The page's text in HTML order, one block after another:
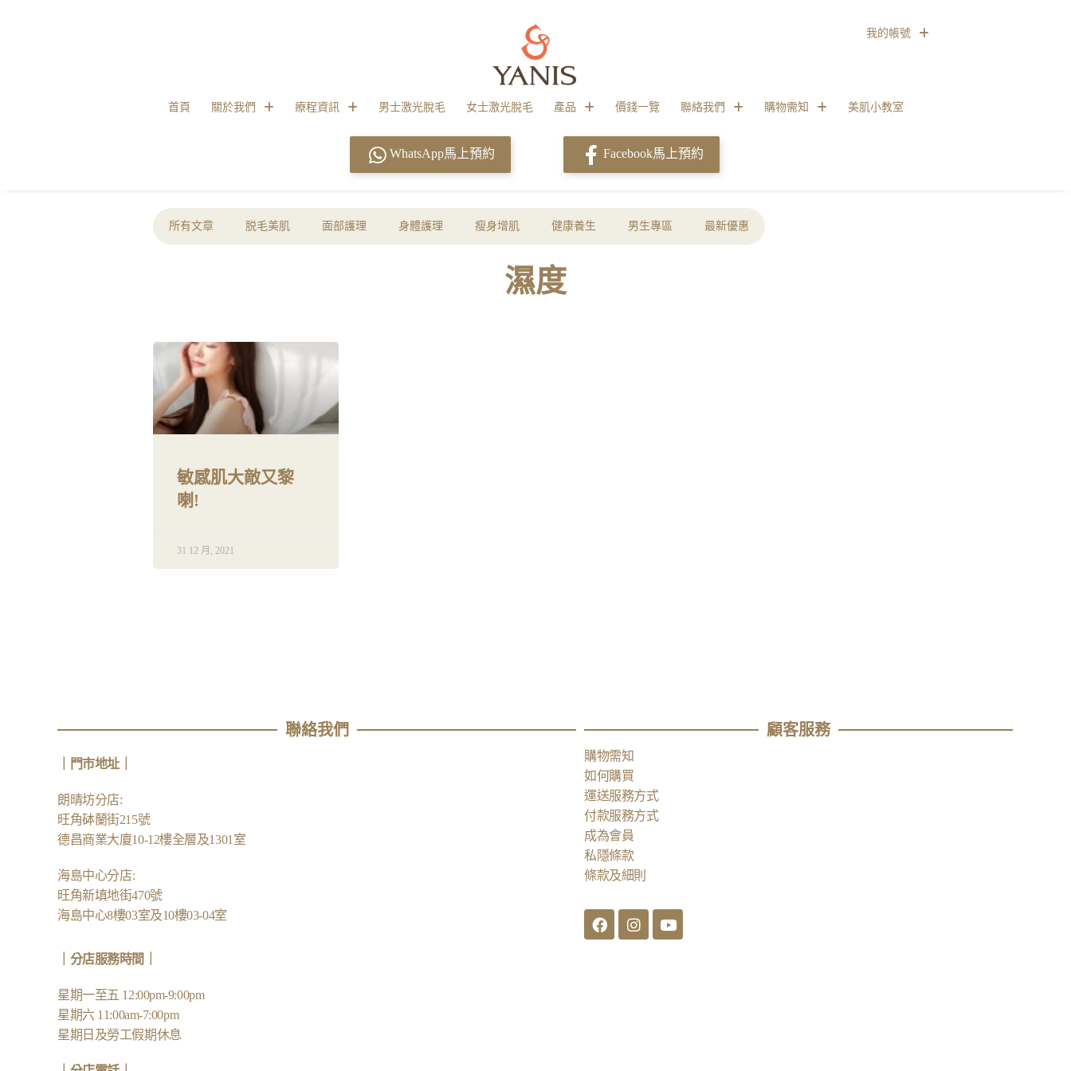
首頁 關於我們 療程資訊 男士激光脫毛 女士激光脫毛 產品 價錢一覽 聯絡我們 購物需知 美肌小教室
我的帳號
WhatsApp馬上預約 Facebook馬上預約
所有文章 脱毛美肌 面部護理 身體護理 瘦身增肌 健康養生 男生專區 最新優惠
濕度
敏感肌大敵又黎
喇!
31 12 月, 2021
聯絡我們
門市地址｜
朗晴坊分店:
旺角砵蘭街215號
德昌商業大廈10-12樓全層及1301室
海島中心分店:
旺角新填地街470號
海島中心8樓03室及10樓03-04室
｜分店服務時間｜
星期一至五 12:00pm-9:00pm
星期六 11:00am-7:00pm
星期日及勞工假期休息
顧客服務​
購物需知
如何購買
運送服務方式
付款服務方式
成為會員
私隱條款
條款及細則